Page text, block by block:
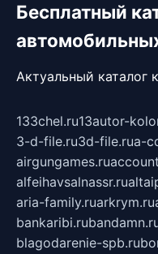
Бесплатный
Актуальный каталог
133chel.ru13autor-
3-d-file.ru3d-file.rua-
airgungames.ru
alfeihavsalnassr.ru
aria-family.ruarkrym.ru
bankaribi.ru
blagodarenie-spb.ru